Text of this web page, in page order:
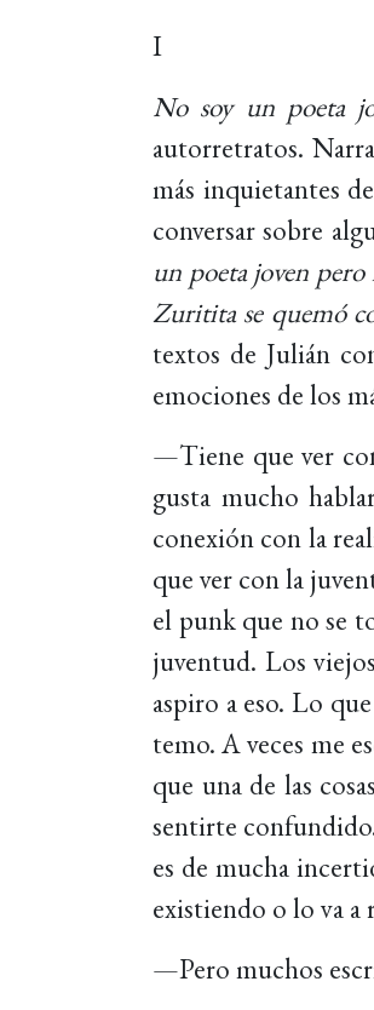
I
No soy un poeta
autorretratos.
más inquietantes
conversar sobre
un poeta joven
Zuritita se quemó
textos de Julián
emociones de los
—Tiene que ver
gusta mucho
conexión con la
que ver con la
el punk que no se
juventud. Los
aspiro a eso. Lo
temo. A veces me
que una de las
sentirte
es de mucha
existiendo o lo va a
—Pero muchos